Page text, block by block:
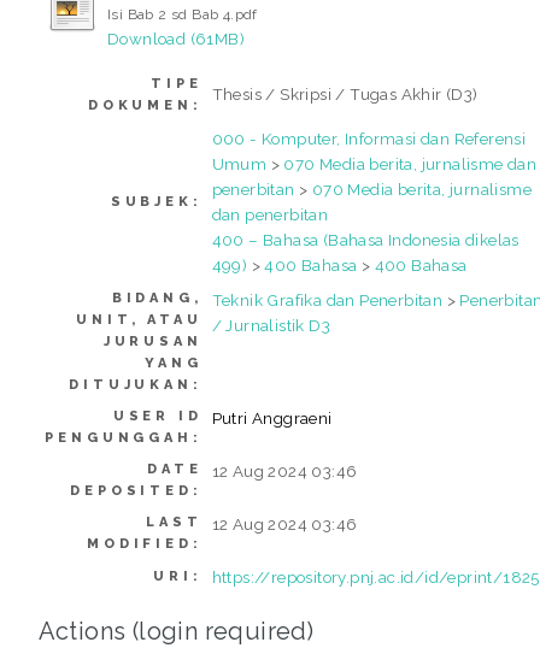
Isi Bab 2 sd Bab 4.pdf
Download (61MB)
TIPE
DOKUMEN:
Thesis / Skripsi / Tugas Akhir (D3)
SUBJEK:
000 - Komputer, Informasi dan Referensi
Umum > 070 Media berita, jurnalisme dan
penerbitan > 070 Media berita, jurnalisme
dan penerbitan
400 – Bahasa (Bahasa Indonesia dikelas
499) >400 Bahasa > 400 Bahasa
BIDANG,
UNIT, ATAU
JURUSAN
YANG
DITUJUKAN:
Teknik Grafika dan Penerbitan >
/ Jurnalistik D3
USER ID
PENGUNGGAH:
Putri Anggraeni
DATE
DEPOSITED:
12 Aug 2024 03:46
LAST
MODIFIED:
12 Aug 2024 03:46
URI: https://repository.pnj.ac.id/id/eprint/
Actions (login required)